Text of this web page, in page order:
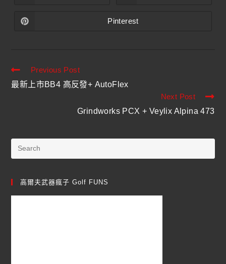
Pinterest
Previous Post
最新上市BB4 高反發+ AutoFlex
Next Post
Grindworks PCX + Veylix Alpina 473
高爾夫武器瘋子 Golf FUNS